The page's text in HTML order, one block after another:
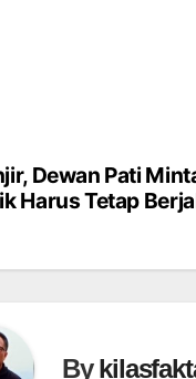
Dewan Pati
Harus Tetap
By